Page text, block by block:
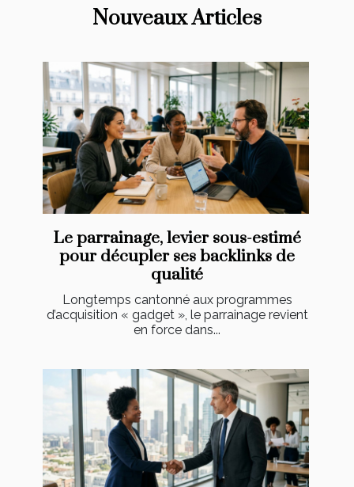
Nouveaux Articles
Le parrainage, levier sous-estimé
pour décupler ses backlinks de
qualité
Longtemps cantonné aux programmes
d’acquisition « gadget », le parrainage revient
en force dans...